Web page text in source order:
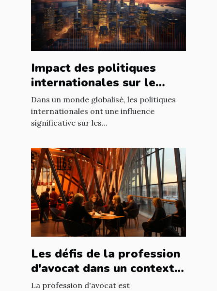
Impact des politiques
internationales sur le
marché immobilier
français
Dans un monde globalisé, les politiques
internationales ont une influence
significative sur les...
Les défis de la profession
d'avocat dans un contexte
international à Nantes
La profession d'avocat est